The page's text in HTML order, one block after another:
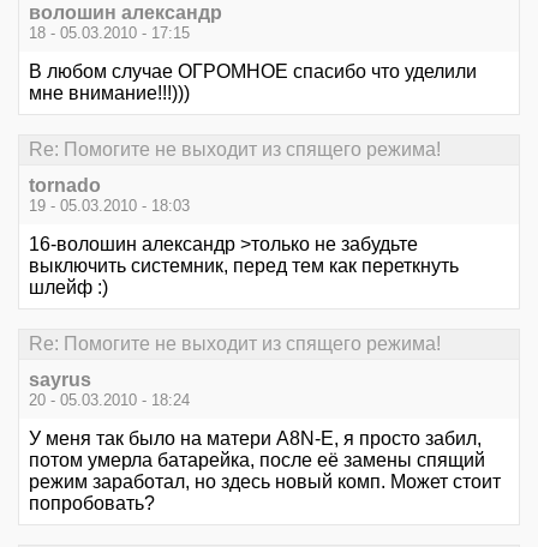
волошин александр
18 - 05.03.2010 - 17:15
В любом случае ОГРОМНОЕ спасибо что уделили
мне внимание!!!)))
Re: Помогите не выходит из спящего режима!
tornado
19 - 05.03.2010 - 18:03
16-волошин александр >только не забудьте
выключить системник, перед тем как переткнуть
шлейф :)
Re: Помогите не выходит из спящего режима!
sayrus
20 - 05.03.2010 - 18:24
У меня так было на матери A8N-E, я просто забил,
потом умерла батарейка, после её замены спящий
режим заработал, но здесь новый комп. Может стоит
попробовать?